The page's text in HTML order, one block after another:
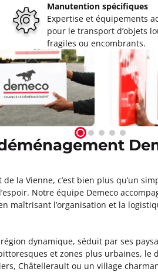
Manutention spécifiques
Expertise et équipements
pour le transport d’objets
fragiles ou encombrants.
la Vienne, c’est bien plus qu’un
Notre équipe Demeco
maîtrisant l’organisation et la
dynamique, séduit par ses
et zones plus urbaines,
Châtellerault ou un village